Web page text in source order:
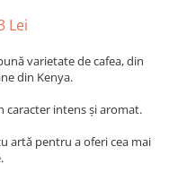
Lei
varietate de cafea, din
din Kenya.
caracter intens și aromat.
artă pentru a oferi cea mai